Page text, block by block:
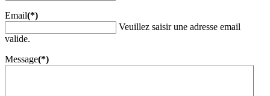
Email(*)
Veuillez saisir une adresse email
valide.
Message(*)